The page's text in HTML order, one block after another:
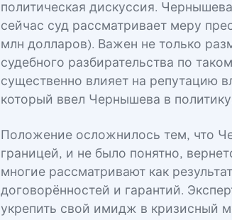
политическая дискуссия.
сейчас суд рассматривает меру
млн долларов). Важен не только
судебного разбирательства по
существенно влияет на репутацию
который ввел Чернышева в
Положение осложнилось тем, что
границей, и не было понятно,
многие рассматривают как
договорённостей и гарантий.
укрепить свой имидж в кризисный